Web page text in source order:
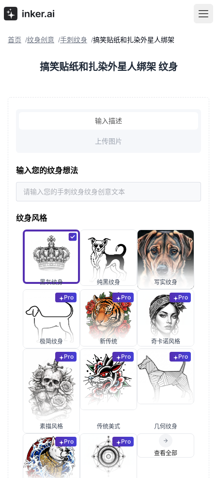
首页 /纹身创意 /手刺纹身 /搞笑贴纸和扎染外星人绑架
搞笑贴纸和扎染外星人绑架 纹身
输入描述
上传图片
输入您的纹身想法
纹身风格
黑灰纹身 纯黑纹身 写实纹身
Pro
极简纹身
Pro
新传统
Pro
奇卡诺风格
Pro
素描风格
Pro
传统美式
Pro
几何纹身
Pro Pro
查看全部